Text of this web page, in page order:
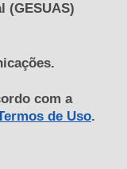
(GESUAS)
com a
de Uso.